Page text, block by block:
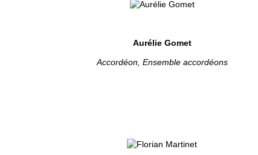
Aurélie Gomet
Accordéon, Ensemble accordéons